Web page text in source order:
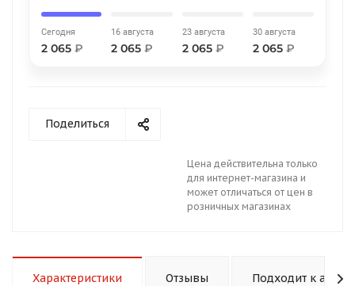
Сегодня
2 065 ₽
16 августа
2 065₽
23 августа
2 065 ₽
30 августа
2 065 ₽
Поделиться
Цена действительна только
для интернет-магазина и
может отличаться от цен в
розничных магазинах
Характеристики Отзывы Подходит к авто